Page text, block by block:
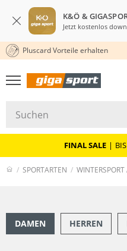
K&Ö &
Jetzt kostenlos
★★★★★ 4,8
Pluscard Vorteile erhalten
GIGASTYLE
FAHRRAD­
FINAL SALE |
SPORTARTEN
DAMEN HERREN